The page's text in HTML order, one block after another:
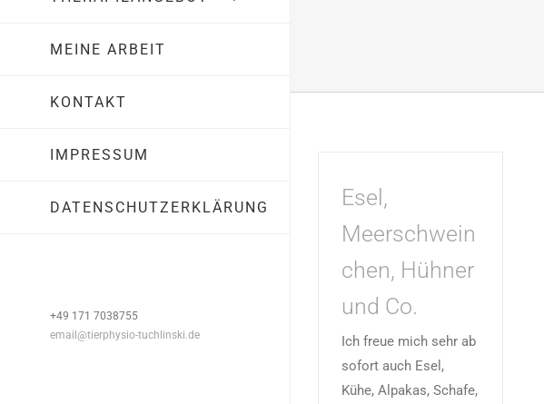
MEINE ARBEIT
KONTAKT
IMPRESSUM
DATENSCHUTZERKLÄRUNG
+49 171 7038755
email@tierphysio-tuchlinski.de
Esel,
Meerschwein
chen, Hühner
und Co.
Ich freue mich sehr ab
sofort auch Esel,
Kühe, Alpakas, Schafe,